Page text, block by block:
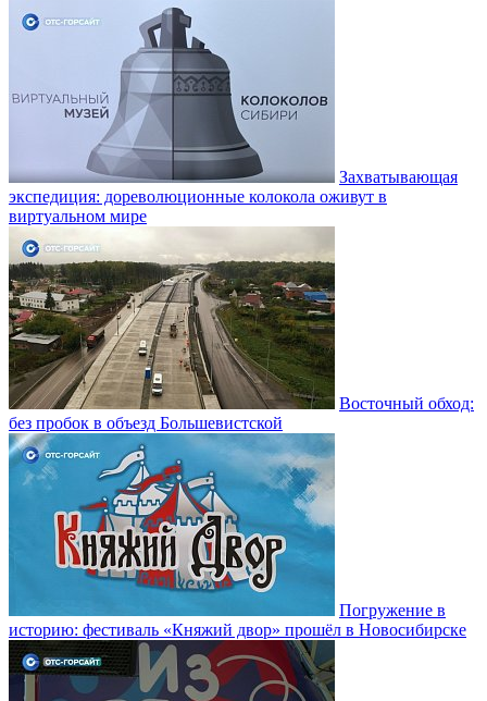
Захватывающая
экспедиция: дореволюционные колокола оживут в
виртуальном мире
Восточный обход:
без пробок в объезд Большевистской
Погружение в
историю: фестиваль «Княжий двор» прошёл в Новосибирске